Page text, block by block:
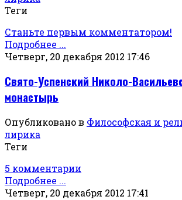
Теги
Станьте первым комментатором!
Подробнее ...
Четверг, 20 декабря 2012 17:46
Свято-Успенский Николо-
монастырь
Опубликовано в Философская и
лирика
Теги
5 комментарии
Подробнее ...
Четверг, 20 декабря 2012 17:41